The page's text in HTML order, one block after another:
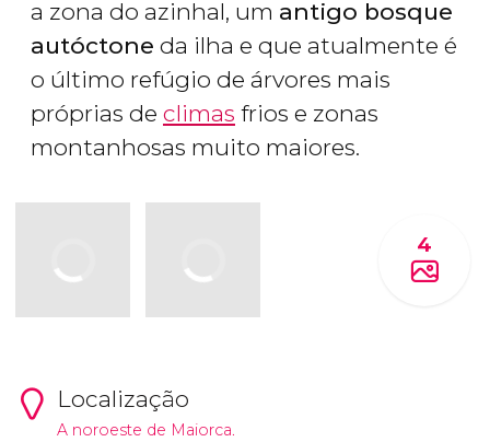
a zona do azinhal, um antigo bosque
autóctone da ilha e que atualmente é
o último refúgio de árvores mais
próprias de climas frios e zonas
montanhosas muito maiores.
4
Localização
A noroeste de Maiorca.